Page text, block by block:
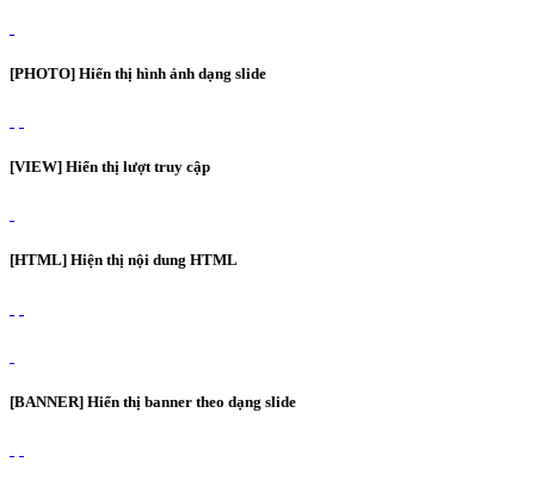
[PHOTO] Hiển thị hình ảnh dạng slide
[VIEW] Hiển thị lượt truy cập
[HTML] Hiện thị nội dung HTML
[BANNER] Hiển thị banner theo dạng slide